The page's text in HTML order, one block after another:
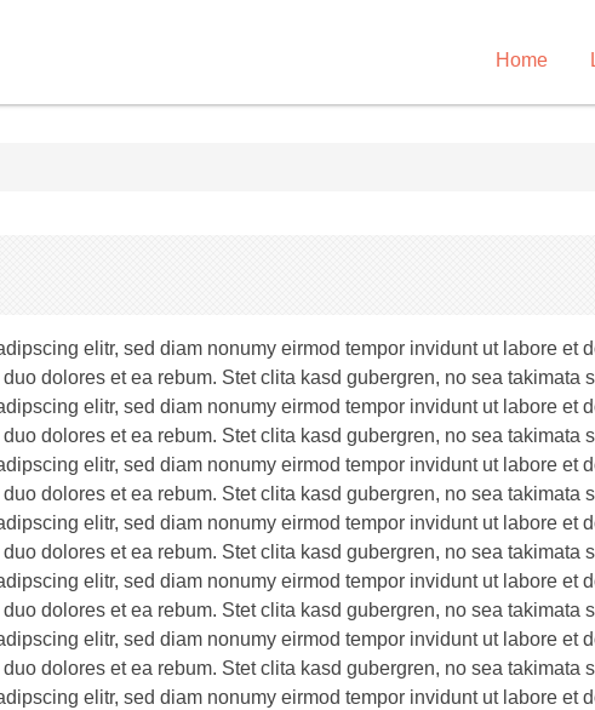
Home
elitr, sed diam nonumy eirmod tempor invidunt ut labore et
dolores et ea rebum. Stet clita kasd gubergren, no sea takimata
elitr, sed diam nonumy eirmod tempor invidunt ut labore et
dolores et ea rebum. Stet clita kasd gubergren, no sea takimata
elitr, sed diam nonumy eirmod tempor invidunt ut labore et
dolores et ea rebum. Stet clita kasd gubergren, no sea takimata
elitr, sed diam nonumy eirmod tempor invidunt ut labore et
dolores et ea rebum. Stet clita kasd gubergren, no sea takimata
elitr, sed diam nonumy eirmod tempor invidunt ut labore et
dolores et ea rebum. Stet clita kasd gubergren, no sea takimata
elitr, sed diam nonumy eirmod tempor invidunt ut labore et
dolores et ea rebum. Stet clita kasd gubergren, no sea takimata
elitr, sed diam nonumy eirmod tempor invidunt ut labore et